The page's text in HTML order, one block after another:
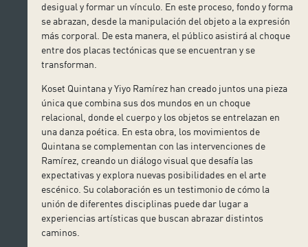
desigual y formar un vínculo. En este proceso, fondo y forma
se abrazan, desde la manipulación del objeto a la expresión
más corporal. De esta manera, el público asistirá al choque
entre dos placas tectónicas que se encuentran y se
transforman.
Koset Quintana y Yiyo Ramírez han creado juntos una pieza
única que combina sus dos mundos en un choque
relacional, donde el cuerpo y los objetos se entrelazan en
una danza poética. En esta obra, los movimientos de
Quintana se complementan con las intervenciones de
Ramírez, creando un diálogo visual que desafía las
expectativas y explora nuevas posibilidades en el arte
escénico. Su colaboración es un testimonio de cómo la
unión de diferentes disciplinas puede dar lugar a
experiencias artísticas que buscan abrazar distintos
caminos.